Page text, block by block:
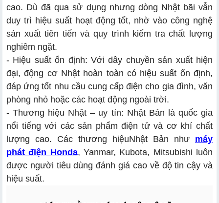
cao. Dù đã qua sử dụng nhưng dòng Nhật bãi vẫn
duy trì hiệu suất hoạt động tốt, nhờ vào công nghệ
sản xuất tiên tiến và quy trình kiểm tra chất lượng
nghiêm ngặt.
- Hiệu suất ổn định: Với dây chuyền sản xuất hiện
đại, động cơ Nhật hoàn toàn có hiệu suất ổn định,
đáp ứng tốt nhu cầu cung cấp điện cho gia đình, văn
phòng nhỏ hoặc các hoạt động ngoài trời.
- Thương hiệu Nhật – uy tín: Nhật Bản là quốc gia
nổi tiếng với các sản phẩm điện tử và cơ khí chất
lượng cao. Các thương hiệuNhật Bản như máy
phát điện Honda, Yanmar, Kubota, Mitsubishi luôn
được người tiêu dùng đánh giá cao về độ tin cậy và
hiệu suất.